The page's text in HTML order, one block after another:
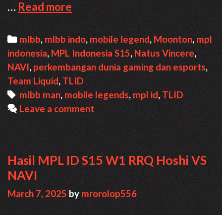
… Read more Hasil
MPL
ID
S15
W1
Team
Liquid
ID
vs
NAVI
Categories
mlbb, mlbb indo, mobile legend, Moonton, mpl
indonesia,MPL Indonesia S15, Natus Vincere,
NAVI, perkembangan dunia gaming dan esports,
Team Liquid, TLID
Tags
mlbb man, mobile legends, mpl id, TLID
Leave a comment
Hasil MPL ID S15 W1 RRQ Hoshi VS
NAVI
March 7, 2025 by mrorolop556